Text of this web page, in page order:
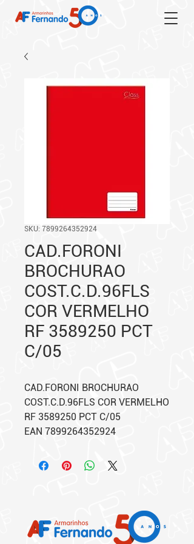
SKU: 7899264352924
CAD.FORONI
BROCHURAO
COST.C.D.96FLS
COR VERMELHO
RF 3589250 PCT
C/05
CAD.FORONI BROCHURAO
COST.C.D.96FLS COR VERMELHO
RF 3589250 PCT C/05
EAN 7899264352924